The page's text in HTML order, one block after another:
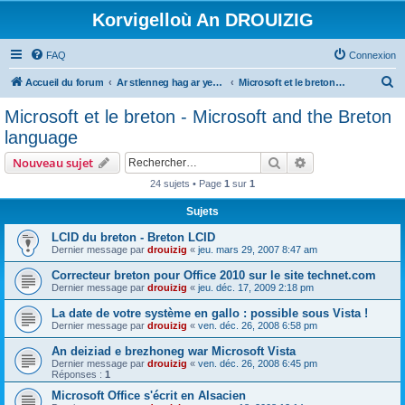
Korvigelloù An DROUIZIG
FAQ Connexion
Accueil du forum Ar stlenneg hag ar yezhoù bihan er bed a-bezh Microsoft et le breton - Microsoft and the Breton language
Microsoft et le breton - Microsoft and the Breton
language
Nouveau sujet Rechercher
24 sujets • Page 1 sur 1
Sujets
LCID du breton - Breton LCID
Dernier message par drouizig « jeu. mars 29, 2007 8:47 am
Correcteur breton pour Office 2010 sur le site technet.com
Dernier message par drouizig « jeu. déc. 17, 2009 2:18 pm
La date de votre système en gallo : possible sous Vista !
Dernier message par drouizig « ven. déc. 26, 2008 6:58 pm
An deiziad e brezhoneg war Microsoft Vista
Dernier message par drouizig « ven. déc. 26, 2008 6:45 pm
Réponses : 1
Microsoft Office s'écrit en Alsacien